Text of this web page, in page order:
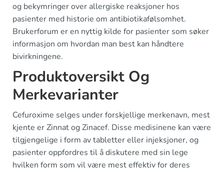
og bekymringer over allergiske reaksjoner hos
pasienter med historie om antibiotikafølsomhet.
Brukerforum er en nyttig kilde for pasienter som søker
informasjon om hvordan man best kan håndtere
bivirkningene.
Produktoversikt Og
Merkevarianter
Cefuroxime selges under forskjellige merkenavn, mest
kjente er Zinnat og Zinacef. Disse medisinene kan være
tilgjengelige i form av tabletter eller injeksjoner, og
pasienter oppfordres til å diskutere med sin lege
hvilken form som vil være mest effektiv for deres